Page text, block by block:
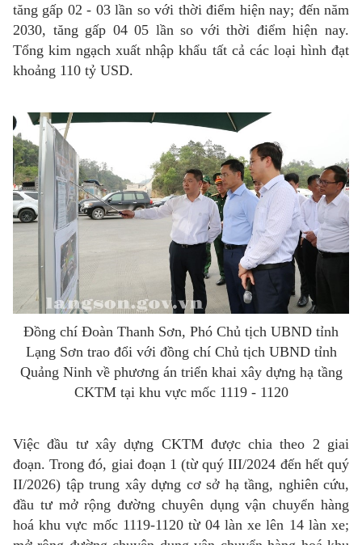
tăng gấp 02 - 03 lần so với thời điểm hiện nay; đến năm
2030, tăng gấp 04 05 lần so với thời điểm hiện nay.
Tổng kim ngạch xuất nhập khẩu tất cả các loại hình đạt
khoảng 110 tỷ USD.
Đồng chí Đoàn Thanh Sơn, Phó Chủ tịch UBND tỉnh
Lạng Sơn trao đổi với đồng chí Chủ tịch UBND tỉnh
Quảng Ninh về phương án triển khai xây dựng hạ tầng
CKTM tại khu vực mốc 1119 - 1120
Việc đầu tư xây dựng CKTM được chia theo 2 giai
đoạn. Trong đó, giai đoạn 1 (từ quý III/2024 đến hết quý
II/2026) tập trung xây dựng cơ sở hạ tầng, nghiên cứu,
đầu tư mở rộng đường chuyên dụng vận chuyển hàng
hoá khu vực mốc 1119-1120 từ 04 làn xe lên 14 làn xe;